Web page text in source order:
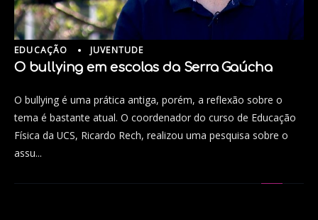
EDUCAÇÃO JUVENTUDE
O bullying em escolas da Serra Gaúcha
O bullying é uma prática antiga, porém, a reflexão sobre o
tema é bastante atual. O coordenador do curso de Educação
Física da UCS, Ricardo Rech, realizou uma pesquisa sobre o
assu...